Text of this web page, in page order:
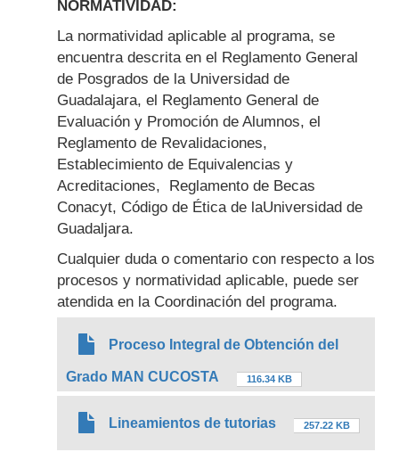
NORMATIVIDAD:
La normatividad aplicable al programa, se
encuentra descrita en el Reglamento General
de Posgrados de la Universidad de
Guadalajara, el Reglamento General de
Evaluación y Promoción de Alumnos, el
Reglamento de Revalidaciones,
Establecimiento de Equivalencias y
Acreditaciones, Reglamento de Becas
Conacyt, Código de Ética de laUniversidad de
Guadaljara.
Cualquier duda o comentario con respecto a los
procesos y normatividad aplicable, puede ser
atendida en la Coordinación del programa.
Proceso Integral de Obtención del
Grado MAN CUCOSTA 116.34 KB
Lineamientos de tutorias 257.22 KB